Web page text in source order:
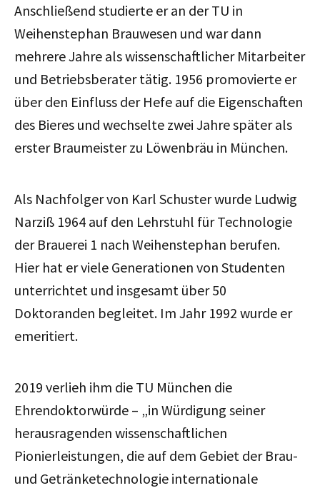
Anschließend studierte er an der TU in
Weihenstephan Brauwesen und war dann
mehrere Jahre als wissenschaftlicher Mitarbeiter
und Betriebsberater tätig. 1956 promovierte er
über den Einfluss der Hefe auf die Eigenschaften
des Bieres und wechselte zwei Jahre später als
erster Braumeister zu Löwenbräu in München.
Als Nachfolger von Karl Schuster wurde Ludwig
Narziß 1964 auf den Lehrstuhl für Technologie
der Brauerei 1 nach Weihenstephan berufen.
Hier hat er viele Generationen von Studenten
unterrichtet und insgesamt über 50
Doktoranden begleitet. Im Jahr 1992 wurde er
emeritiert.
2019 verlieh ihm die TU München die
Ehrendoktorwürde – „in Würdigung seiner
herausragenden wissenschaftlichen
Pionierleistungen, die auf dem Gebiet der Brau-
und Getränketechnologie internationale